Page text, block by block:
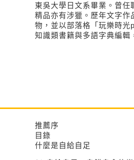
東吳大學日文系畢業。曾
精品亦有涉獵。歷年文字作
物，並以部落格「玩樂時
知識類書籍與多語字典編輯
推薦序
目錄
什麼是自給自足